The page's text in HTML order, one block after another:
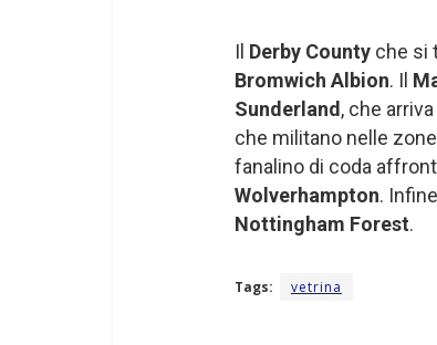
Il Derby County che si
Bromwich Albion. Il
Sunderland , che
che militano nelle
fanalino di coda
Wolverhampton.
Nottingham Forest.
Tags: vetrina